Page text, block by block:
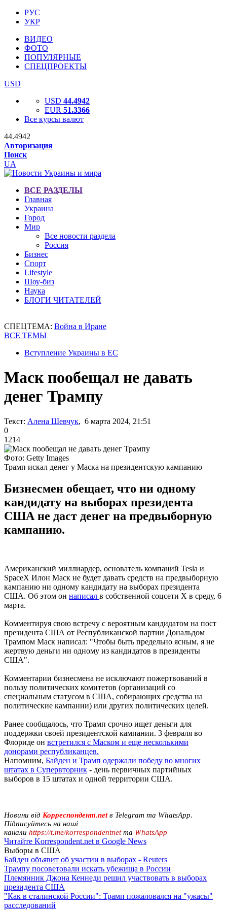
РУС
УКР
ВИДЕО
ФОТО
ПОПУЛЯРНЫЕ
СПЕЦПРОЕКТЫ
USD
USD 44.4942
EUR 51.3366
Все курсы валют
44.4942
Авторизация
Поиск
UA
ВСЕ РАЗДЕЛЫ
Главная
Украина
Город
Мир
Все новости раздела
Россия
Бизнес
Спорт
Lifestyle
Шоу-биз
Наука
БЛОГИ ЧИТАТЕЛЕЙ
СПЕЦТЕМА: Война в Иране
ВСЕ ТЕМЫ
Вступление Украины в ЕС
Маск пообещал не давать
денег Трампу
Текст: Алена Шевчук, 6 марта 2024, 21:51
0
1214
Фото: Getty Images
Трамп искал денег у Маска на президентскую кампанию
Бизнесмен обещает, что ни одному
кандидату на выборах президента
США не даст денег на предвыборную
кампанию.
Американский миллиардер, основатель компаний Tesla и
SpaceX Илон Маск не будет давать средств на предвыборную
кампанию ни одному кандидату на выборах президента
США. Об этом он написал в собственной соцсети X в среду, 6
марта.
Комментируя свою встречу с вероятным кандидатом на пост
президента США от Республиканской партии Дональдом
Трампом Маск написал: "Чтобы быть предельно ясным, я не
жертвую деньги ни одному из кандидатов в президенты
США".
Комментарии бизнесмена не исключают пожертвований в
пользу политических комитетов (организаций со
специальным статусом в США, собирающих средства на
политические кампании) или других политических целей.
Ранее сообщалось, что Трамп срочно ищет деньги для
поддержки своей президентской кампании. 3 февраля во
Флориде он встретился с Маском и еще несколькими
донорами республиканцев.
Напомним, Байден и Трамп одержали победу во многих
штатах в Супервторник - день первичных партийных
выборов в 15 штатах и одной территории США.
Новини від Корреспондент.netв Telegram та WhatsApp.
Підписуйтесь на наші
канали https://t.me/korrespondentnetта WhatsApp
Читайте Korrespondent.net в Google News
Выборы в США
Байден объявит об участии в выборах - Reuters
Трампу посоветовали искать убежища в России
Племянник Джона Кеннеди решил участвовать в выборах
президента США
"Как в сталинской России": Трамп пожаловался на "ужасы"
расследований